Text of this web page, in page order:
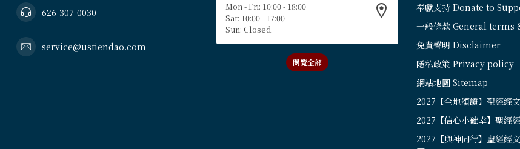
626-307-0030
service@ustiendao.com
Mon - Fri: 10:00 - 18:00
Sat: 10:00 - 17:00
Sun: Closed
閱覽全部
奉獻支持 Donate to
一般條款 General
免責聲明 Disclaimer
隱私政策 Privacy policy
網站地圖 Sitemap
2027【全地頌讚】聖經經
2027【信心小確幸】聖經
2027【與神同行】聖經經